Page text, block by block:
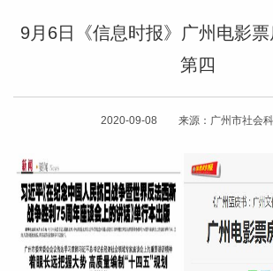
9月6日《信息时报》广州电影
第四
2020-09-08 来源：广州市社会